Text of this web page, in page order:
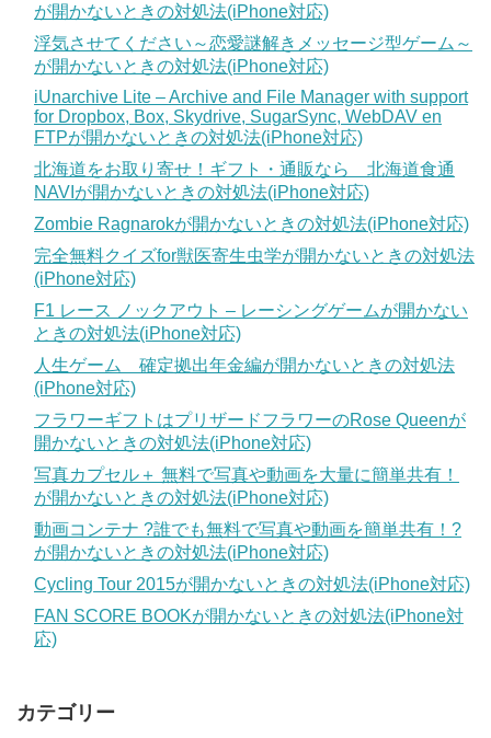
が開かないときの対処法(iPhone対応)
浮気させてください～恋愛謎解きメッセージ型ゲーム～
が開かないときの対処法(iPhone対応)
iUnarchive Lite – Archive and File Manager with support
for Dropbox, Box, Skydrive, SugarSync, WebDAV en
FTPが開かないときの対処法(iPhone対応)
北海道をお取り寄せ！ギフト・通販なら 北海道食通
NAVIが開かないときの対処法(iPhone対応)
Zombie Ragnarokが開かないときの対処法(iPhone対応)
完全無料クイズfor獣医寄生虫学が開かないときの対処法
(iPhone対応)
F1 レース ノックアウト – レーシングゲームが開かない
ときの対処法(iPhone対応)
人生ゲーム 確定拠出年金編が開かないときの対処法
(iPhone対応)
フラワーギフトはプリザードフラワーのRose Queenが
開かないときの対処法(iPhone対応)
写真カプセル＋ 無料で写真や動画を大量に簡単共有！
が開かないときの対処法(iPhone対応)
動画コンテナ ?誰でも無料で写真や動画を簡単共有！?
が開かないときの対処法(iPhone対応)
Cycling Tour 2015が開かないときの対処法(iPhone対応)
FAN SCORE BOOKが開かないときの対処法(iPhone対
応)
カテゴリー